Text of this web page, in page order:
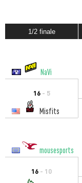
1/2 finale
NaVi
16- 5
Misfits
mousesports
16 - 10